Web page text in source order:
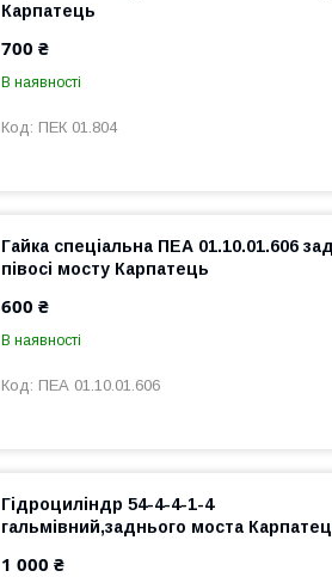
Карпатець
700 ₴
В наявності
ПЕК 01.804
Гайка спеціальна ПЕА 01.10.01.606
півосі мосту Карпатець
600 ₴
В наявності
ПЕА 01.10.01.606
Гідроциліндр 54-4-4-1-4
гальмівний,заднього моста
1 000 ₴